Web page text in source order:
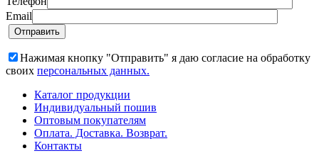
Email
Нажимая кнопку "Отправить" я даю согласие на обработку
своих персональных данных.
Каталог продукции
Индивидуальный пошив
Оптовым покупателям
Оплата. Доставка. Возврат.
Контакты